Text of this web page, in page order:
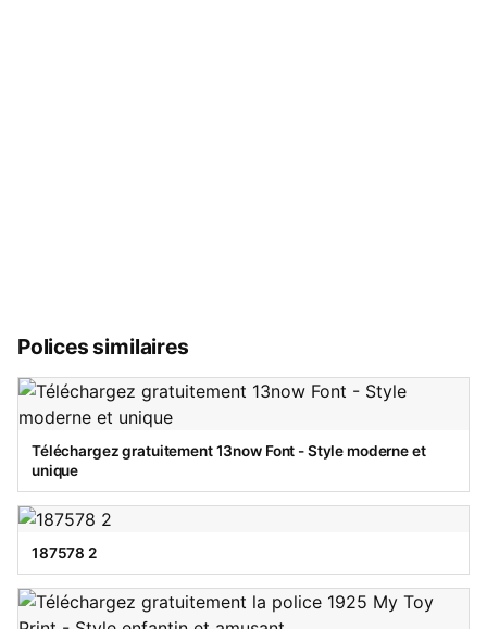
Polices similaires
Téléchargez gratuitement 13now Font - Style moderne et
unique
187578 2